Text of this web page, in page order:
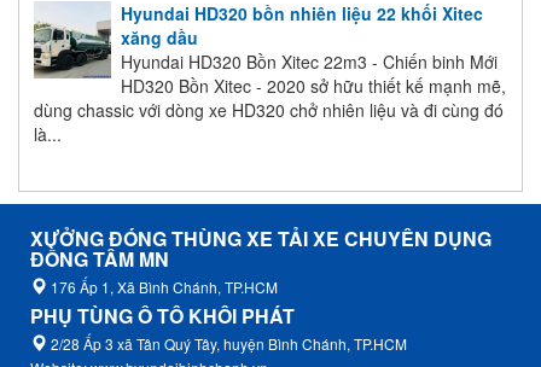
Hyundai HD320 bồn nhiên liệu 22 khối Xitec
xăng dầu
Hyundai HD320 Bồn Xitec 22m3 - Chiến binh Mới
HD320 Bồn Xitec - 2020 sở hữu thiết kế mạnh mẽ,
dùng chassic với dòng xe HD320 chở nhiên liệu và đi cùng đó
là...
XƯỞNG ĐÓNG THÙNG XE TẢI XE CHUYÊN DỤNG
ĐỒNG TÂM MN
176 Ấp 1, Xã Bình Chánh, TP.HCM
PHỤ TÙNG Ô TÔ KHÔI PHÁT
2/28 Ấp 3 xã Tân Quý Tây, huyện Bình Chánh, TP.HCM